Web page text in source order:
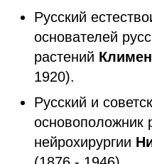
Русский
основателей
растений
1920).
Русский и
основоположник
нейрохирургии